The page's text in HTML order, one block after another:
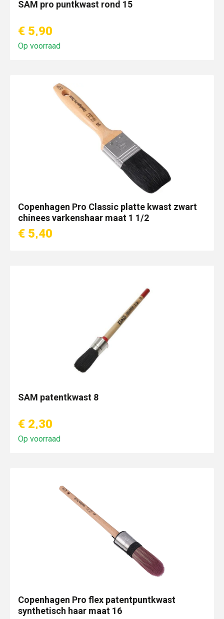
SAM pro puntkwast rond 15
€ 5,90
Op voorraad
Copenhagen Pro Classic platte kwast zwart
chinees varkenshaar maat 1 1/2
€ 5,40
SAM patentkwast 8
€ 2,30
Op voorraad
Copenhagen Pro flex patentpuntkwast
synthetisch haar maat 16